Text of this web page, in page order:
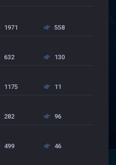
1971 558
632 130
1175 11
282 96
499 46